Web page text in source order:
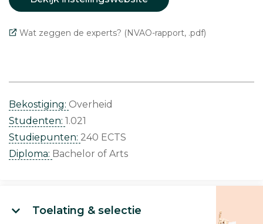
Wat zeggen de experts? (NVAO-rapport, .pdf)
Bekostiging: Overheid
Studenten: 1.021
Studiepunten: 240 ECTS
Diploma: Bachelor of Arts
Toelating & selectie